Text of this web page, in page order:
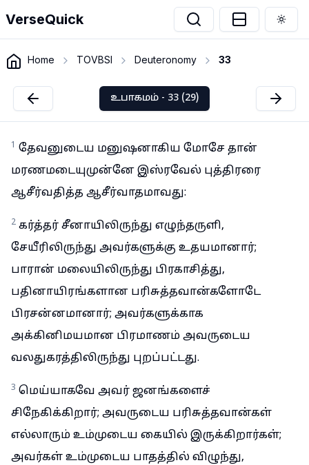
VerseQuick
Home TOVBSI Deuteronomy 33
உபாகமம் - 33 (29)
1 தேவனுடைய மனுஷனாகிய மோசே தான்
மரணமடையுமுன்னே இஸ்ரவேல் புத்திரரை
ஆசீர்வதித்த ஆசீர்வாதமாவது:
2 கர்த்தர் சீனாயிலிருந்து எழுந்தருளி,
சேயீரிலிருந்து அவர்களுக்கு உதயமானார்;
பாரான் மலையிலிருந்து பிரகாசித்து,
பதினாயிரங்களான பரிசுத்தவான்களோடே
பிரசன்னமானார்; அவர்களுக்காக
அக்கினிமயமான பிரமாணம் அவருடைய
வலதுகரத்திலிருந்து புறப்பட்டது.
3 மெய்யாகவே அவர் ஜனங்களைச்
சிநேகிக்கிறார்; அவருடைய பரிசுத்தவான்கள்
எல்லாரும் உம்முடைய கையில் இருக்கிறார்கள்;
அவர்கள் உம்முடைய பாதத்தில் விழுந்து,